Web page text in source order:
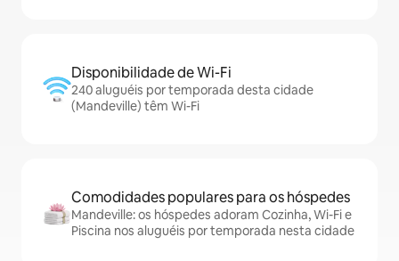
Disponibilidade de Wi-Fi
240 aluguéis por temporada desta cidade
(Mandeville) têm Wi-Fi
Comodidades populares para os hóspedes
Mandeville: os hóspedes adoram Cozinha, Wi-Fi e
Piscina nos aluguéis por temporada nesta cidade